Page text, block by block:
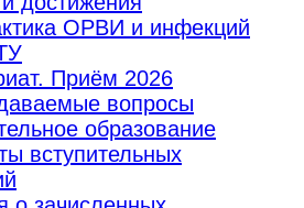
ОРВИ и инфекций
Приём 2026
вопросы
образование
вступительных